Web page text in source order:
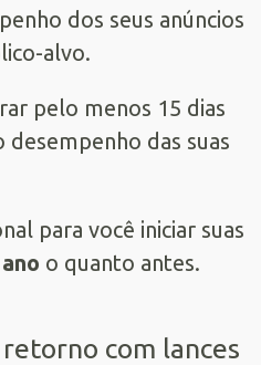
dos seus anúncios
alvo.
pelo menos 15 dias
desempenho das suas
para você iniciar suas
o quanto antes.
com lances